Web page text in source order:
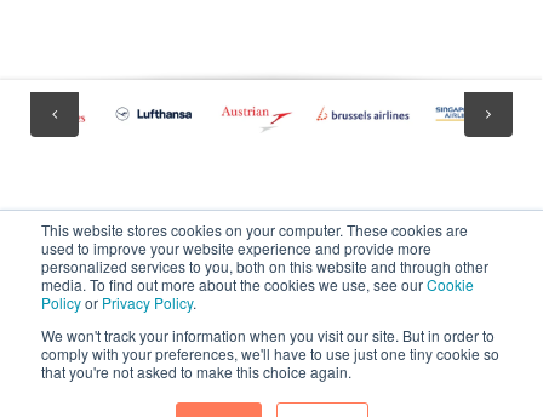
This website stores cookies on your computer. These cookies are
used to improve your website experience and provide more
personalized services to you, both on this website and through other
media. To find out more about the cookies we use, see ourCookie
Policyor Privacy Policy.
We won't track your information when you visit our site. But in order to
comply with your preferences, we'll have to use just one tiny cookie so
that you're not asked to make this choice again.
dcs plus is a registered trademark in the European Union.
Copyright 2025 dcs plus. All rights reserved.